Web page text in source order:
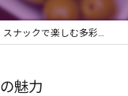
スナックで楽しむ多彩なお酒の魅力
魅力